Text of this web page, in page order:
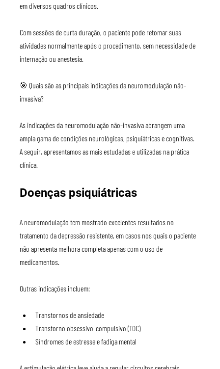
em diversos quadros clínicos.
Com sessões de curta duração, o paciente pode retomar suas
atividades normalmente após o procedimento, sem necessidade de
internação ou anestesia.
🎯 Quais são as principais indicações da neuromodulação não-
invasiva?
As indicações da neuromodulação não-invasiva abrangem uma
ampla gama de condições neurológicas, psiquiátricas e cognitivas.
A seguir, apresentamos as mais estudadas e utilizadas na prática
clínica.
Doenças psiquiátricas
A neuromodulação tem mostrado excelentes resultados no
tratamento da depressão resistente, em casos nos quais o paciente
não apresenta melhora completa apenas com o uso de
medicamentos.
Outras indicações incluem:
Transtornos de ansiedade
Transtorno obsessivo-compulsivo (TOC)
Síndromes de estresse e fadiga mental